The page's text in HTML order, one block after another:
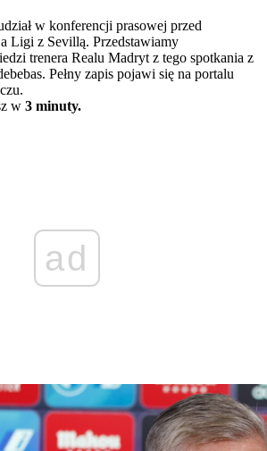
w konferencji prasowej przed
Ligi z Sevillą. Przedstawiamy
trenera Realu Madryt z tego spotkania z
Pełny zapis pojawi się na portalu
w 3 minuty.
ad